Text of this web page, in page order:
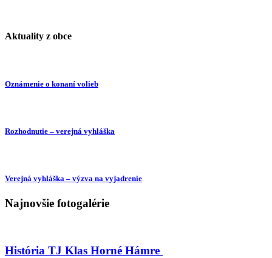
Aktuality z obce
Oznámenie o konaní volieb
Rozhodnutie – verejná vyhláška
Verejná vyhláška – výzva na vyjadrenie
Najnovšie fotogalérie
História TJ Klas Horné Hámre